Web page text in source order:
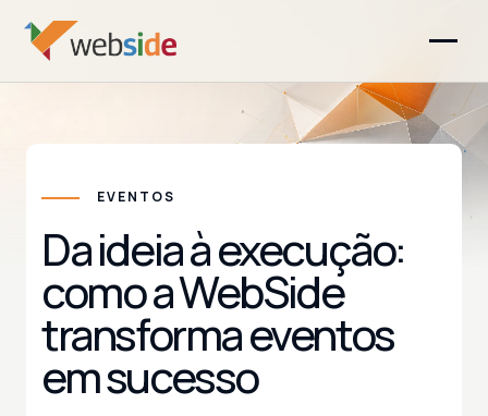
EVENTOS
Da ideia à execução:
como a WebSide
transforma eventos
em sucesso